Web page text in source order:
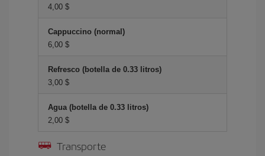
4,00 $
Cappuccino (normal)
6,00 $
Refresco (botella de 0.33 litros)
3,00 $
Agua (botella de 0.33 litros)
2,00 $
Transporte